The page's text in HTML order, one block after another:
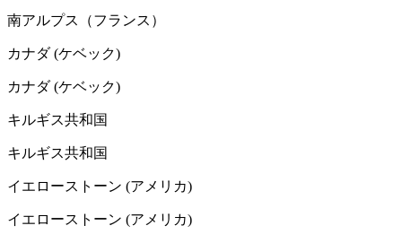
南アルプス（フランス）
カナダ (ケベック)
カナダ (ケベック)
キルギス共和国
キルギス共和国
イエローストーン (アメリカ)
イエローストーン (アメリカ)